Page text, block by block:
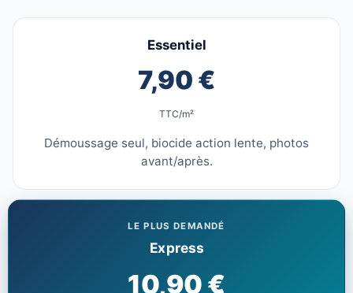
Essentiel
7,90 €
TTC/m²
Démoussage seul, biocide action lente, photos
avant/après.
LE PLUS DEMANDÉ
Express
10,90 €